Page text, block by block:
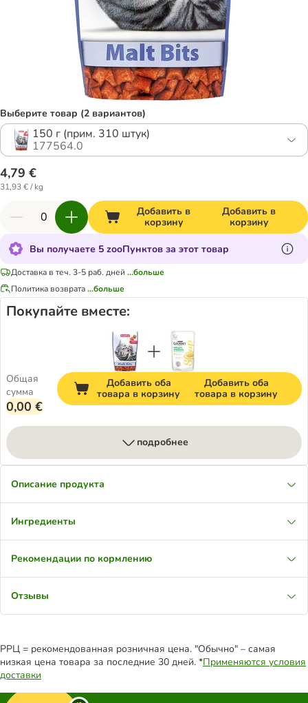
Выберите товар (2 вариантов)
150 г (прим. 310 штук)
177564.0
4,79 €
31,93 € / kg
Добавить в
корзину
Добавить в
корзину
Вы получаете 5 zooПунктов за этот товар
Доставка в теч. 3-5 раб. дней ...больше
Политика возврата...больше
Покупайте вместе:
Общая
сумма
0,00 €
Добавить оба
товара в корзину
Добавить оба
товара в корзину
подробнее
Описание продукта
Ингредиенты
Рекомендации по кормлению
Отзывы
РРЦ = рекомендованная розничная цена. "Обычно" – самая
низкая цена товара за последние 30 дней. *Применяются условия
доставки